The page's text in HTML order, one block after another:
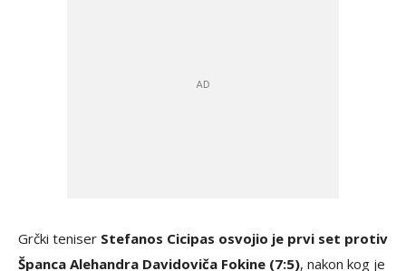
Grčki teniser Stefanos Cicipas osvojio je prvi set protiv
Španca Alehandra Davidoviča Fokine (7:5), nakon kog je